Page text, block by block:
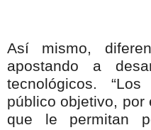
Así mismo,
apostando a
tecnológicos.
público objetivo, por
que le permitan